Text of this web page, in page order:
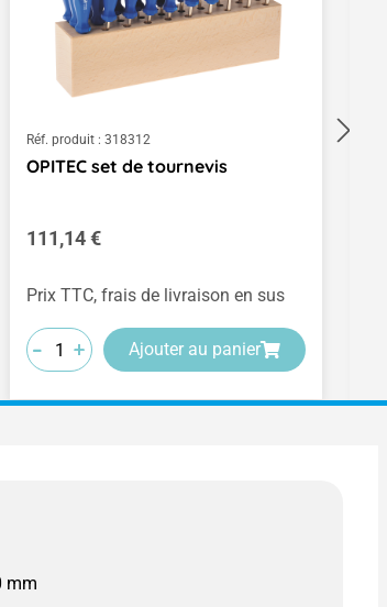
Réf. produit : 318312
OPITEC set de tournevis
Prix régulier :
111,14 €
Prix TTC, frais de livraison en sus
-
-
- +
+
+ Ajouter au panier